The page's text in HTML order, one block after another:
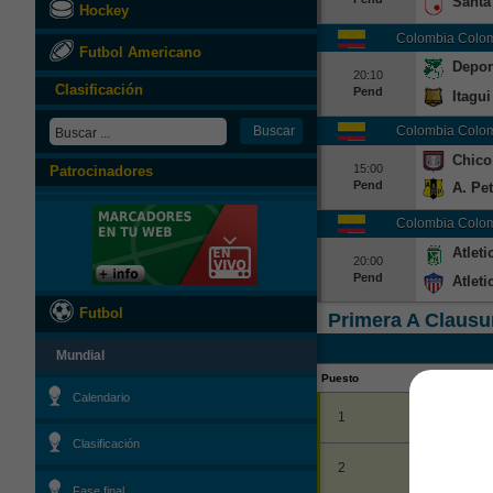
Hockey
Futbol Americano
Clasificación
Patrocinadores
Futbol
Mundial
Calendario
Clasificación
Fase final
Colombia
20:10
Pend
Itagui
Colombia
15:00
Pend
A.
Colombia
20:00
Pend
Primera A
Puesto
1
2